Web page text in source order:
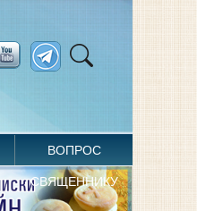
ВОПРОС
СВЯЩЕННИКУ